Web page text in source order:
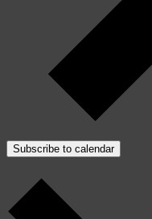
Subscribe to calendar